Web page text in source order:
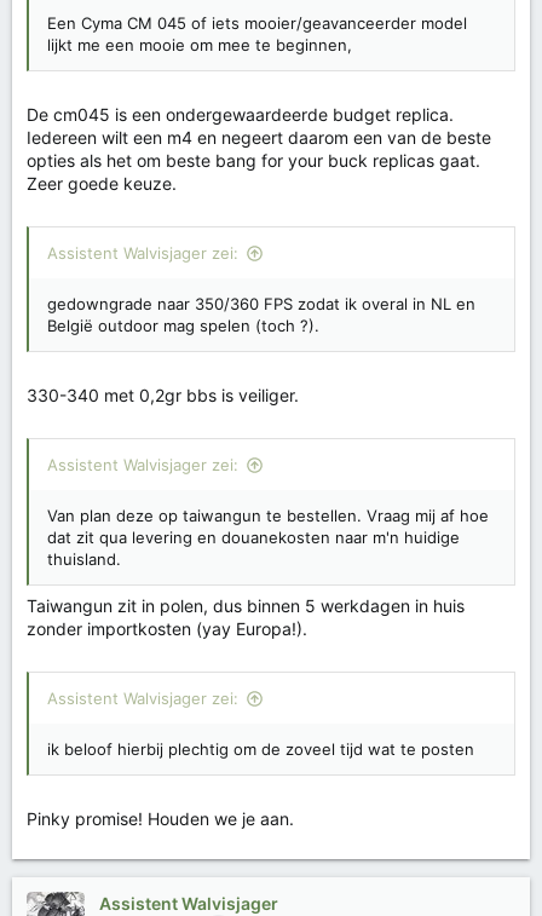
Een Cyma CM 045 of iets mooier/geavanceerder model
lijkt me een mooie om mee te beginnen,
De cm045 is een ondergewaardeerde budget replica.
Iedereen wilt een m4 en negeert daarom een van de beste
opties als het om beste bang for your buck replicas gaat.
Zeer goede keuze.
Assistent Walvisjager zei:
gedowngrade naar 350/360 FPS zodat ik overal in NL en
België outdoor mag spelen (toch ?).
330-340 met 0,2gr bbs is veiliger.
Assistent Walvisjager zei:
Van plan deze op taiwangun te bestellen. Vraag mij af hoe
dat zit qua levering en douanekosten naar m'n huidige
thuisland.
Taiwangun zit in polen, dus binnen 5 werkdagen in huis
zonder importkosten (yay Europa!).
Assistent Walvisjager zei:
ik beloof hierbij plechtig om de zoveel tijd wat te posten
Pinky promise! Houden we je aan.
Assistent Walvisjager